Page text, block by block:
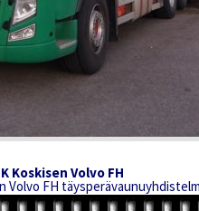
K Koskisen Volvo FH
Volvo FH